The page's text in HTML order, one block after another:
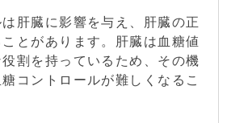
肝臓に影響を与え、肝臓の正
とがあります。肝臓は血糖値
割を持っているため、その機
コントロールが難しくなるこ